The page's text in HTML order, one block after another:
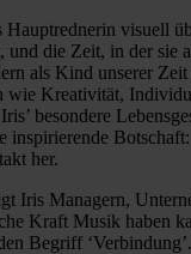
visuell
und die Zeit, in der sie
als Kind unserer
wie Kreativität,
besondere
inspirierende
her.
Iris Managern,
Kraft Musik haben
Begriff ‘Verbindung’.